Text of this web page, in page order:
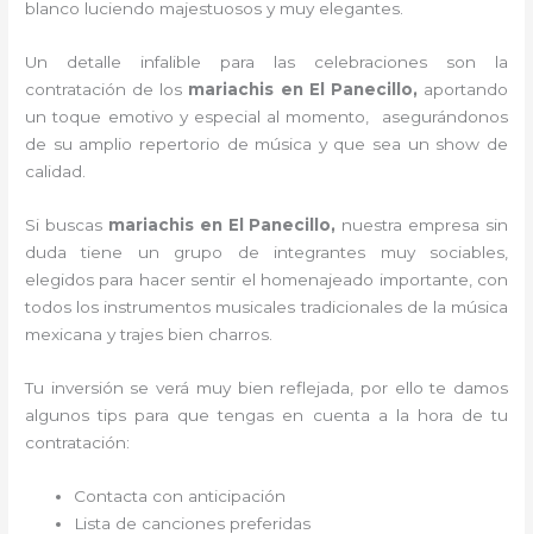
blanco luciendo majestuosos y muy elegantes.
Un detalle infalible para las celebraciones son la
contratación de los mariachis en El Panecillo, aportando
un toque emotivo y especial al momento, asegurándonos
de su amplio repertorio de música y que sea un show de
calidad.
Si buscas mariachis en El Panecillo, nuestra empresa sin
duda tiene un grupo de integrantes muy sociables,
elegidos para hacer sentir el homenajeado importante, con
todos los instrumentos musicales tradicionales de la música
mexicana y trajes bien charros.
Tu inversión se verá muy bien reflejada, por ello te damos
algunos tips para que tengas en cuenta a la hora de tu
contratación:
Contacta con anticipación
Lista de canciones preferidas